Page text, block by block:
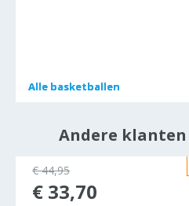
Alle basketballen
Alle basketballen
Andere
€ 44,95
€ 33,70